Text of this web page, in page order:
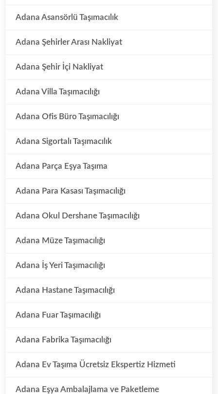
Adana Asansörlü Taşımacılık
Adana Şehirler Arası Nakliyat
Adana Şehir İçi Nakliyat
Adana Villa Taşımacılığı
Adana Ofis Büro Taşımacılığı
Adana Sigortalı Taşımacılık
Adana Parça Eşya Taşıma
Adana Para Kasası Taşımacılığı
Adana Okul Dershane Taşımacılığı
Adana Müze Taşımacılığı
Adana İş Yeri Taşımacılığı
Adana Hastane Taşımacılığı
Adana Fuar Taşımacılığı
Adana Fabrika Taşımacılığı
Adana Ev Taşıma Ücretsiz Ekspertiz Hizmeti
Adana Eşya Ambalajlama ve Paketleme